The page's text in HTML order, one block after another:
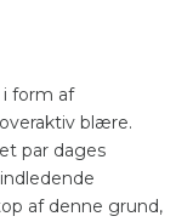
form af
blære.
par dages
af denne grund,